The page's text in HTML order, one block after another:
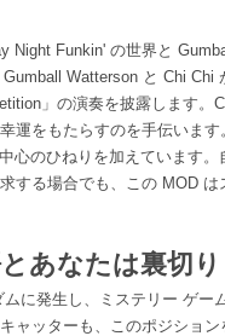
Night Funkin' の世界と
Watterson と Chi Chi
」の演奏を披露します。
運をもたらすのを手伝いま
心のひねりを加えています
する場合でも、この MOD
あなたは裏切
に発生し、ミステリー ゲー
ャッターも、このポジショ